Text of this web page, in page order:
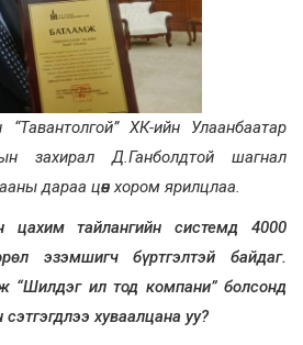
ХК-ийн Улаанбаатар
захирал Д.Ганболдтой шагнал
дараа цөөн хором ярилцлаа.
цахим тайлангийн системд 4000
эзэмшигч бүртгэлтэй байдаг.
“Шилдэг ил тод компани” болсонд
хуваалцана уу?